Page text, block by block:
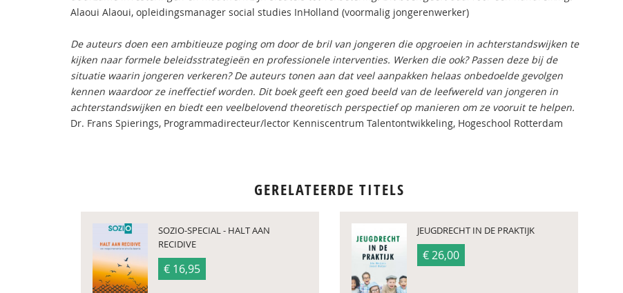
Alaoui Alaoui, opleidingsmanager social studies InHolland (voormalig jongerenwerker)
De auteurs doen een ambitieuze poging om door de bril van jongeren die opgroeien in achterstandswijken te
kijken naar formele beleidsstrategieën en professionele interventies. Werken die ook? Passen deze bij de
situatie waarin jongeren verkeren? De auteurs tonen aan dat veel aanpakken helaas onbedoelde gevolgen
kennen waardoor ze ineffectief worden. Dit boek geeft een goed beeld van de leefwereld van jongeren in
achterstandswijken en biedt een veelbelovend theoretisch perspectief op manieren om ze vooruit te helpen.
Dr. Frans Spierings, Programmadirecteur/lector Kenniscentrum Talentontwikkeling, Hogeschool Rotterdam
GERELATEERDE TITELS
SOZIO-SPECIAL - HALT AAN
RECIDIVE
€ 16,95
JEUGDRECHT IN DE PRAKTIJK
€ 26,00